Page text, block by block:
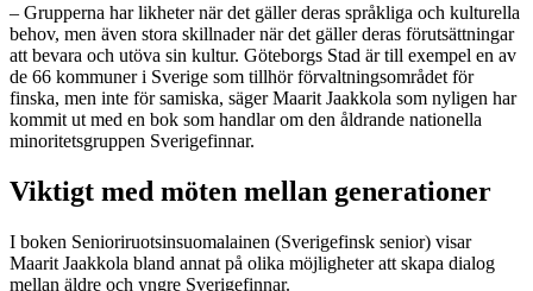
– Grupperna har likheter när det gäller deras språkliga och kulturella
behov, men även stora skillnader när det gäller deras förutsättningar
att bevara och utöva sin kultur. Göteborgs Stad är till exempel en av
de 66 kommuner i Sverige som tillhör förvaltningsområdet för
finska, men inte för samiska, säger Maarit Jaakkola som nyligen har
kommit ut med en bok som handlar om den åldrande nationella
minoritetsgruppen Sverigefinnar.
Viktigt med möten mellan generationer
I boken Senioriruotsinsuomalainen (Sverigefinsk senior) visar
Maarit Jaakkola bland annat på olika möjligheter att skapa dialog
mellan äldre och yngre Sverigefinnar.